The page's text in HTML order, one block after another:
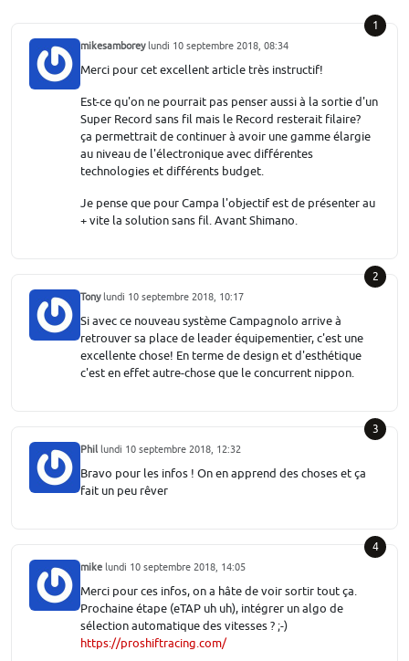
1
mikesamboreylundi 10 septembre 2018, 08:34
Merci pour cet excellent article très instructif!
Est-ce qu'on ne pourrait pas penser aussi à la sortie d'un
Super Record sans fil mais le Record resterait filaire?
ça permettrait de continuer à avoir une gamme élargie
au niveau de l'électronique avec différentes
technologies et différents budget.
Je pense que pour Campa l'objectif est de présenter au
+ vite la solution sans fil. Avant Shimano.
2
Tonylundi 10 septembre 2018, 10:17
Si avec ce nouveau système Campagnolo arrive à
retrouver sa place de leader équipementier, c'est une
excellente chose! En terme de design et d'esthétique
c'est en effet autre-chose que le concurrent nippon.
3
Phil lundi 10 septembre 2018, 12:32
Bravo pour les infos ! On en apprend des choses et ça
fait un peu rêver
4
mike lundi 10 septembre 2018, 14:05
Merci pour ces infos, on a hâte de voir sortir tout ça.
Prochaine étape (eTAP uh uh), intégrer un algo de
sélection automatique des vitesses ? ;-)
https://proshiftracing.com/